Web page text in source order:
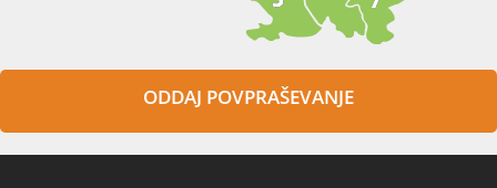
ODDAJ POVPRAŠEVANJE